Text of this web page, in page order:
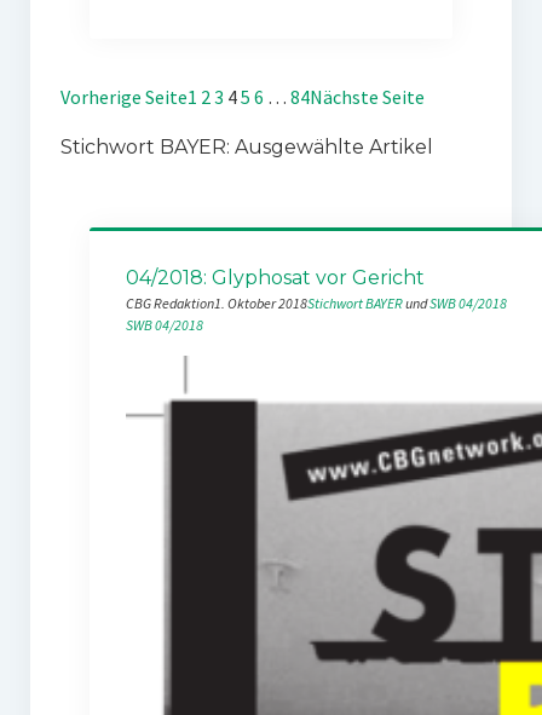
Vorherige Seite1 23 45 6 … 84Nächste Seite
Stichwort BAYER: Ausgewählte Artikel
04/2018: Glyphosat vor Gericht
CBG Redaktion1. Oktober 2018Stichwort BAYER und SWB 04/2018
SWB 04/2018